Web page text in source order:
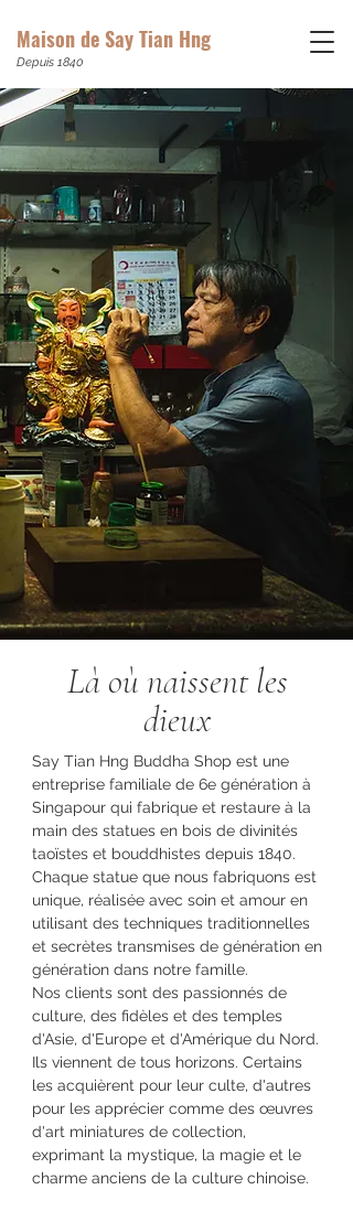
Maison de Say Tian Hng
Depuis 1840
Là où naissent les
dieux
Say Tian Hng Buddha Shop est une
entreprise familiale de 6e génération à
Singapour qui fabrique et restaure à la
main des statues en bois de divinités
taoïstes et bouddhistes depuis 1840.
Chaque statue que nous fabriquons est
unique, réalisée avec soin et amour en
utilisant des techniques traditionnelles
et secrètes transmises de génération en
génération dans notre famille.
Nos clients sont des passionnés de
culture, des fidèles et des temples
d'Asie, d'Europe et d'Amérique du Nord.
Ils viennent de tous horizons. Certains
les acquièrent pour leur culte, d'autres
pour les apprécier comme des œuvres
d'art miniatures de collection,
exprimant la mystique, la magie et le
charme anciens de la culture chinoise.